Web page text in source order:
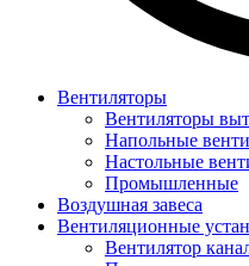
Вентиляторы
Вентиляторы
Напольные
Настольные
Промышленные
Воздушная завеса
Вентиляционные
Вентилятор